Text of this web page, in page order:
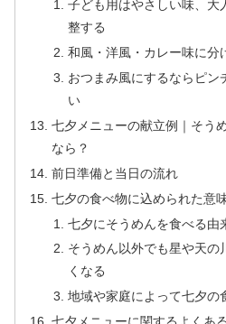
子ども用はやさしい味、大
整する
和風・洋風・カレー味に分
おつまみ風にするならピン
い
七夕メニューの献立例｜そう
なら？
前日準備と当日の流れ
七夕の食べ物に込められた意
七夕にそうめんを食べる由
そうめん以外でも星や天の
くなる
地域や家庭によって七夕の